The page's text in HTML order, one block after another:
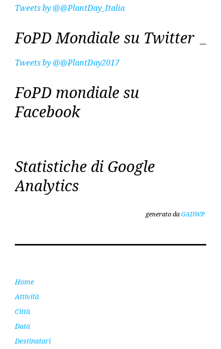
Tweets by @@PlantDay_Italia
FoPD Mondiale su Twitter
Tweets by @@PlantDay2017
FoPD mondiale su
Facebook
Statistiche di Google
Analytics
generato daGADWP
Home
Attività
Città
Data
Destinatari